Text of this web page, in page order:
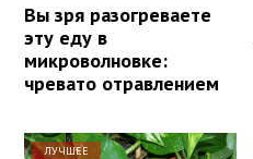
Вы зря разогреваете
эту еду в
микроволновке:
чревато отравлением
ЛУЧШЕЕ